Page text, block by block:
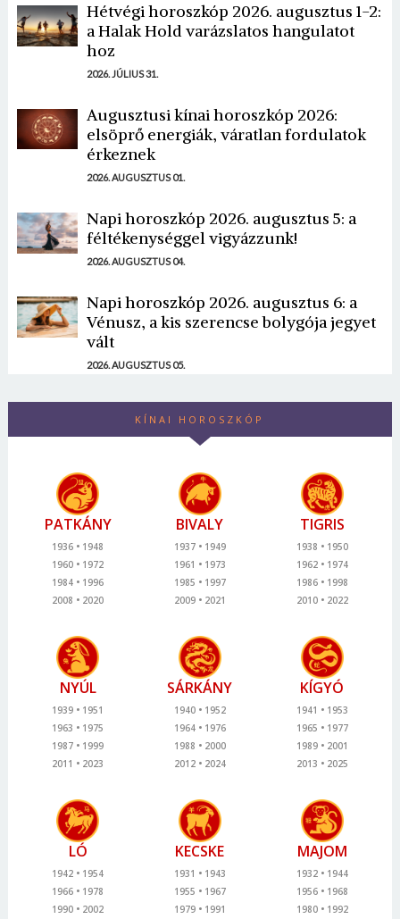
Hétvégi horoszkóp 2026. augusztus 1-2:
a Halak Hold varázslatos hangulatot
hoz
2026. JÚLIUS 31.
Augusztusi kínai horoszkóp 2026:
elsöprő energiák, váratlan fordulatok
érkeznek
2026. AUGUSZTUS 01.
Napi horoszkóp 2026. augusztus 5: a
féltékenységgel vigyázzunk!
2026. AUGUSZTUS 04.
Napi horoszkóp 2026. augusztus 6: a
Vénusz, a kis szerencse bolygója jegyet
vált
2026. AUGUSZTUS 05.
KÍNAI HOROSZKÓP
PATKÁNY
1936
1948
1960
1972
1984
1996
2008
2020
BIVALY
1937
1949
1961
1973
1985
1997
2009
2021
TIGRIS
1938
1950
1962
1974
1986
1998
2010
2022
NYÚL
1939
1951
1963
1975
1987
1999
2011
2023
SÁRKÁNY
1940
1952
1964
1976
1988
2000
2012
2024
KÍGYÓ
1941
1953
1965
1977
1989
2001
2013
2025
LÓ
1942
1954
1966
1978
1990
2002
KECSKE
1931
1943
1955
1967
1979
1991
MAJOM
1932
1944
1956
1968
1980
1992